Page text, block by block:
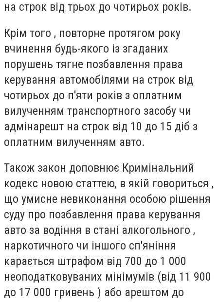
на строк від трьох до чотирьох років.
Крім того , повторне протягом року
вчинення будь-якого із згаданих
порушень тягне позбавлення права
керування автомобілями на строк від
чотирьох до п'яти років з оплатним
вилученням транспортного засобу чи
адмінарешт на строк від 10 до 15 діб з
оплатним вилученням авто.
Також закон доповнює Кримінальний
кодекс новою статтею, в якій говориться ,
що умисне невиконання особою рішення
суду про позбавлення права керування
авто за водіння в стані алкогольного ,
наркотичного чи іншого сп'яніння
карається штрафом від 700 до 1 000
неоподатковуваних мінімумів (від 11 900
до 17 000 гривень ) або арештом до